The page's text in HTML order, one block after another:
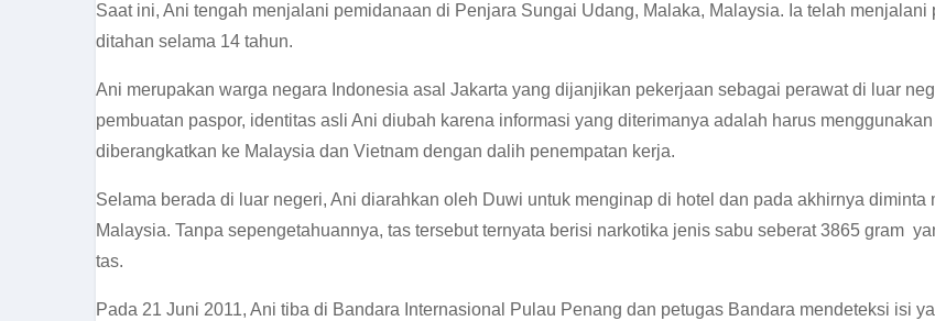
Saat ini, Ani tengah menjalani pemidanaan di Penjara Sungai Udang, Malaka, Malaysia. Ia telah
ditahan selama 14 tahun.
Ani merupakan warga negara Indonesia asal Jakarta yang dijanjikan pekerjaan sebagai perawat di luar
pembuatan paspor, identitas asli Ani diubah karena informasi yang diterimanya adalah harus
diberangkatkan ke Malaysia dan Vietnam dengan dalih penempatan kerja.
Selama berada di luar negeri, Ani diarahkan oleh Duwi untuk menginap di hotel dan pada akhirnya
Malaysia. Tanpa sepengetahuannya, tas tersebut ternyata berisi narkotika jenis sabu seberat 3865 gram
tas.
Pada 21 Juni 2011, Ani tiba di Bandara Internasional Pulau Penang dan petugas Bandara mendeteksi isi